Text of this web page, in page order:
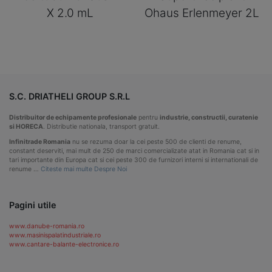
X 2.0 mL
Ohaus Erlenmeyer 2L
S.C. DRIATHELI GROUP S.R.L
Distribuitor de echipamente profesionale pentru industrie, constructii, curatenie
si HORECA . Distributie nationala, transport gratuit.
Infinitrade Romania nu se rezuma doar la cei peste 500 de clienti de renume,
constant deserviti, mai mult de 250 de marci comercializate atat in Romania cat si in
tari importante din Europa cat si cei peste 300 de furnizori interni si internationali de
renume … Citeste mai multe Despre Noi
Pagini utile
www.danube-romania.ro
www.masinispalatindustriale.ro
www.cantare-balante-electronice.ro